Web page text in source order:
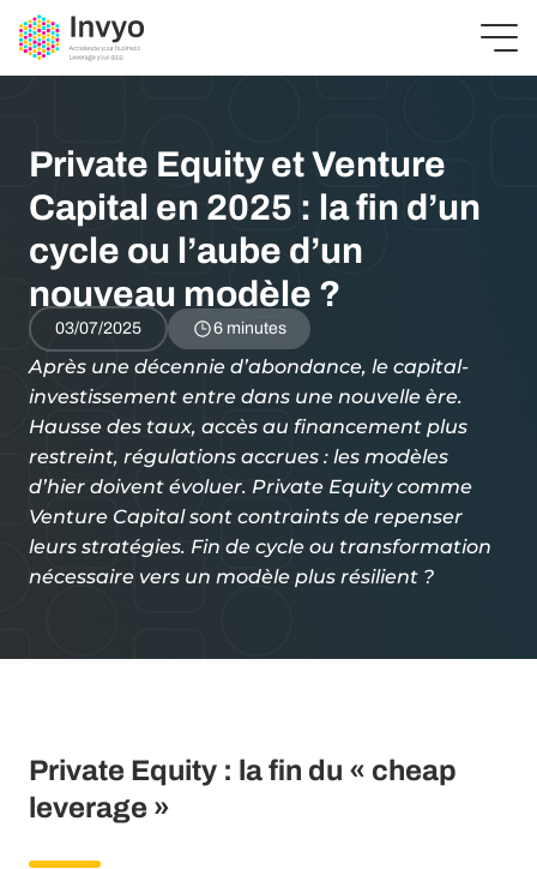
Private Equity et Venture
Capital en 2025 : la fin d’un
cycle ou l’aube d’un
nouveau modèle ?
03/07/2025 6 minutes
Après une décennie d’abondance, le capital-
investissement entre dans une nouvelle ère.
Hausse des taux, accès au financement plus
restreint, régulations accrues : les modèles
d’hier doivent évoluer. Private Equity comme
Venture Capital sont contraints de repenser
leurs stratégies. Fin de cycle ou transformation
nécessaire vers un modèle plus résilient ?
Private Equity : la fin du « cheap
leverage »